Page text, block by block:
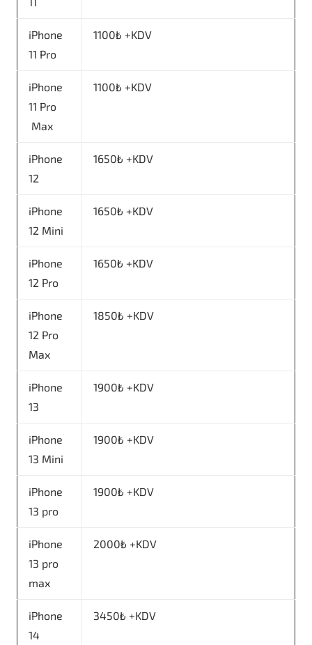
iPhone
11 Pro
1100₺ +KDV
iPhone
11 Pro
Max
1100₺ +KDV
iPhone
12
1650₺ +KDV
iPhone
12 Mini
1650₺ +KDV
iPhone
12 Pro
1650₺ +KDV
iPhone
12 Pro
Max
1850₺ +KDV
iPhone
13
1900₺ +KDV
iPhone
13 Mini
1900₺ +KDV
iPhone
13 pro
1900₺ +KDV
iPhone
13 pro
max
2000₺ +KDV
iPhone
14
3450₺ +KDV